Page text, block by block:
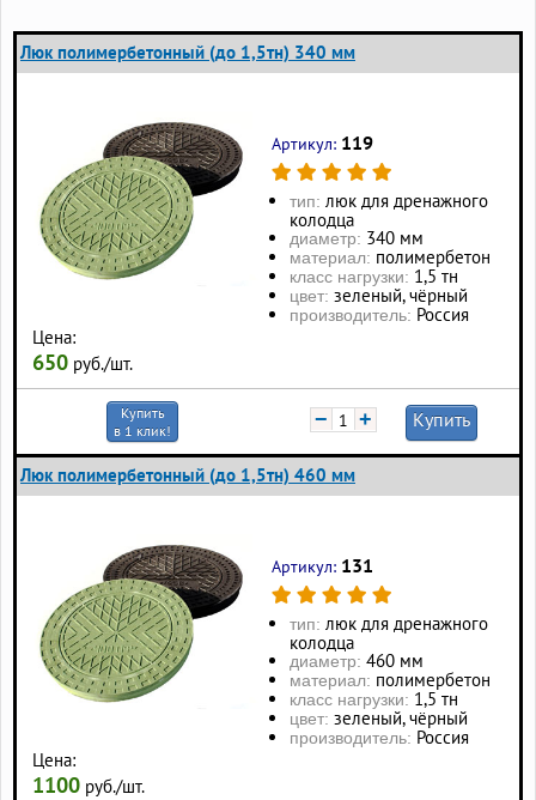
Люк полимербетонный (до 1,5тн) 340 мм
Цена:
650 руб./шт.
Артикул: 119
тип: люк для дренажного
колодца
диаметр: 340 мм
материал: полимербетон
класс нагрузки: 1,5 тн
цвет: зеленый, чёрный
производитель: Россия
Купить
в 1 клик!
− + Купить
Люк полимербетонный (до 1,5тн) 460 мм
Цена:
1100 руб./шт.
Артикул: 131
тип: люк для дренажного
колодца
диаметр: 460 мм
материал: полимербетон
класс нагрузки: 1,5 тн
цвет: зеленый, чёрный
производитель: Россия